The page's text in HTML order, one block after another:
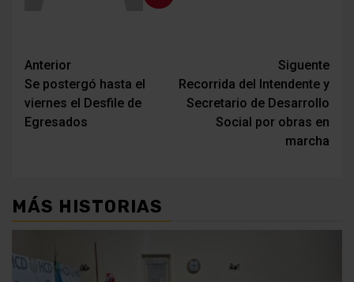
Navegación
de
entradas
Anterior
Se postergó hasta el
viernes el Desfile de
Egresados
Siguente
Recorrida del Intendente y
Secretario de Desarrollo
Social por obras en
marcha
MÁS HISTORIAS